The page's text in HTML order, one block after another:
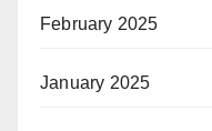
February 2025
January 2025